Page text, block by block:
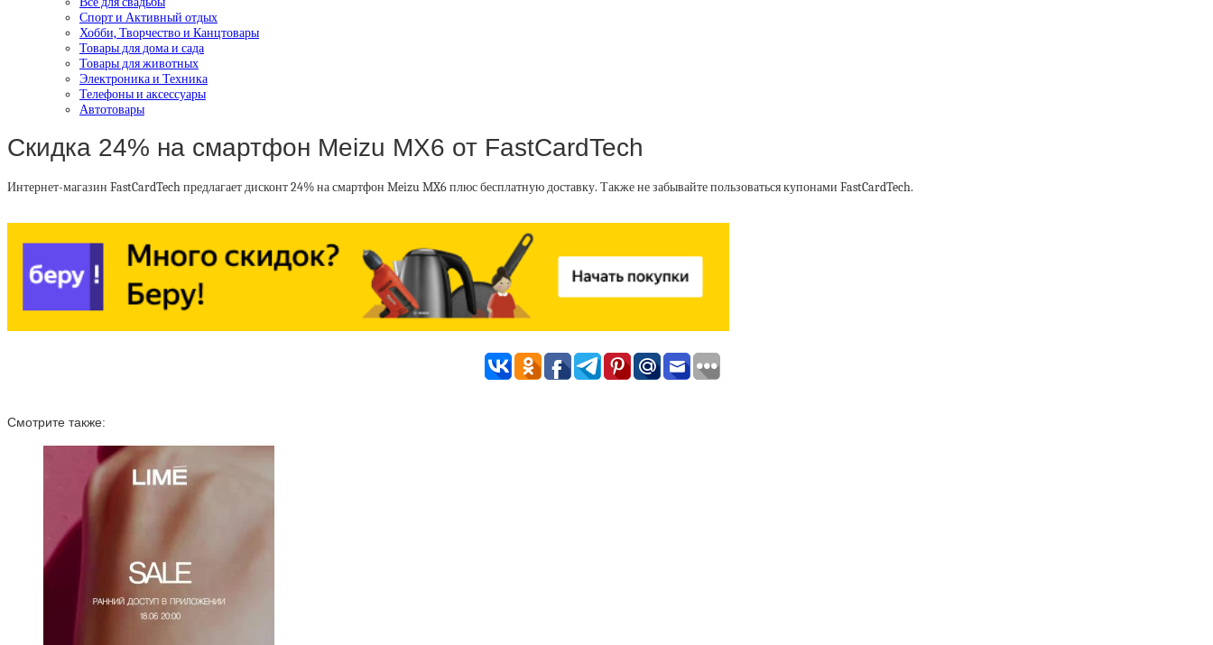
Спорт и Активный отдых
Хобби, Творчество и Канцтовары
Товары для дома и сада
Товары для животных
Электроника и Техника
Телефоны и аксессуары
Автотовары
Скидка 24% на смартфон Meizu MX6 от FastCardTech
Интернет-магазин FastCardTech предлагает дисконт 24% на смартфон Meizu MX6 плюс бесплатную доставку. Также не забывайте пользоваться купонами FastCardTech.
Смотрите также: